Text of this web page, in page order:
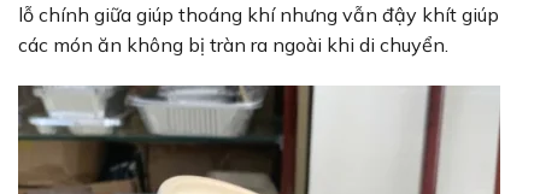
lỗ chính giữa giúp thoáng khí nhưng vẫn đậy khít giúp
các món ăn không bị tràn ra ngoài khi di chuyển.